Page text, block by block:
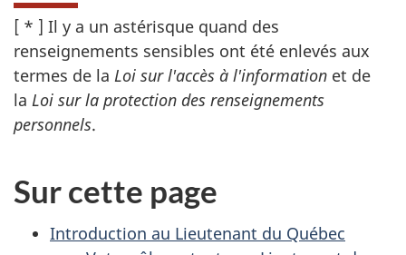
[ * ] Il y a un astérisque quand des
renseignements sensibles ont été enlevés aux
termes de la Loi sur l'accès à l'information et de
la Loi sur la protection des renseignements
personnels.
Sur cette page
Introduction au Lieutenant du Québec